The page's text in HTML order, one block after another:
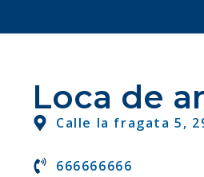
Loca de
Calle la fragata 5,
666666666